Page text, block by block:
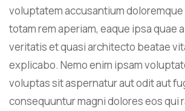
voluptatem accusantium doloremque
totam rem aperiam, eaque ipsa quae
veritatis et quasi architecto beatae
explicabo. Nemo enim ipsam
voluptas sit aspernatur aut odit aut
consequuntur magni dolores eos qui